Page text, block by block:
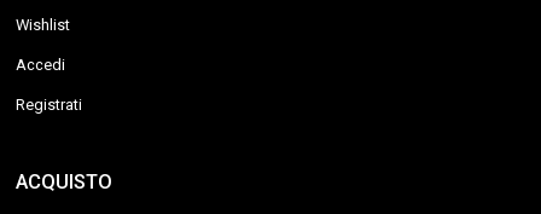
Wishlist
Accedi
Registrati
ACQUISTO